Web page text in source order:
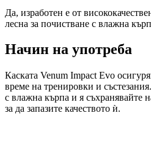
Да, изработен е от
лесна за почистване с влажна
Начин на употреба
Каската Venum Impact Evo
време на тренировки и
с влажна кърпа и я съхранявайте
за да запазите качеството ѝ.